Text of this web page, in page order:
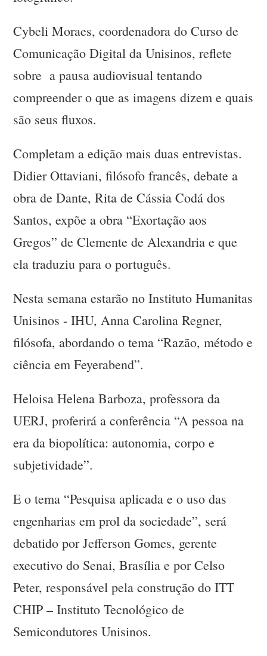
Cybeli Moraes, coordenadora do Curso de
Comunicação Digital da Unisinos, reflete
sobre a pausa audiovisual tentando
compreender o que as imagens dizem e quais
são seus fluxos.
Completam a edição mais duas entrevistas.
Didier Ottaviani, filósofo francês, debate a
obra de Dante, Rita de Cássia Codá dos
Santos, expõe a obra “Exortação aos
Gregos” de Clemente de Alexandria e que
ela traduziu para o português.
Nesta semana estarão no Instituto Humanitas
Unisinos - IHU, Anna Carolina Regner,
filósofa, abordando o tema “Razão, método e
ciência em Feyerabend”.
Heloisa Helena Barboza, professora da
UERJ, proferirá a conferência “A pessoa na
era da biopolítica: autonomia, corpo e
subjetividade”.
E o tema “Pesquisa aplicada e o uso das
engenharias em prol da sociedade”, será
debatido por Jefferson Gomes, gerente
executivo do Senai, Brasília e por Celso
Peter, responsável pela construção do ITT
CHIP – Instituto Tecnológico de
Semicondutores Unisinos.